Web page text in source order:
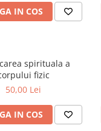
IN COS
spirituala a
fizic
50,00 Lei
IN COS